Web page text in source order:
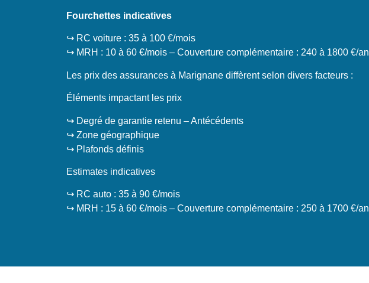
Fourchettes indicatives
↪️ RC voiture : 35 à 100 €/mois
↪️ MRH : 10 à 60 €/mois – Couverture complémentaire : 240 à 1800 €/an
Les prix des assurances à Marignane diffèrent selon divers facteurs :
Éléments impactant les prix
↪️ Degré de garantie retenu – Antécédents
↪️ Zone géographique
↪️ Plafonds définis
Estimates indicatives
↪️ RC auto : 35 à 90 €/mois
↪️ MRH : 15 à 60 €/mois – Couverture complémentaire : 250 à 1700 €/an